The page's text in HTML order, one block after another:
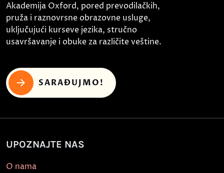
Akademija Oxford, pored prevodilačkih,
pruža i raznovrsne obrazovne usluge,
uključujući kurseve jezika, stručno
usavršavanje i obuke za različite veštine.
SARAĐUJMO!
UPOZNAJTE NAS
O nama